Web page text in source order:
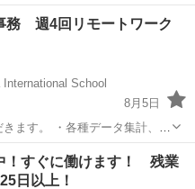
ント時などはコース料理提供な
。常食の他にもペースト・ミ
週4回リモートワーク
School
8月5日
計、エンジニアDB数、案件数
トワーク
！すぐに働けます！ 残業
日以上！